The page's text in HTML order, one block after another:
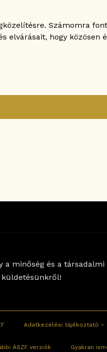
Számomra
elvárásait, hogy közösen
a minőség és a
küldetésünkről!
Adatkezelési tájékoztató –
ÁSZF verziók Gyakran